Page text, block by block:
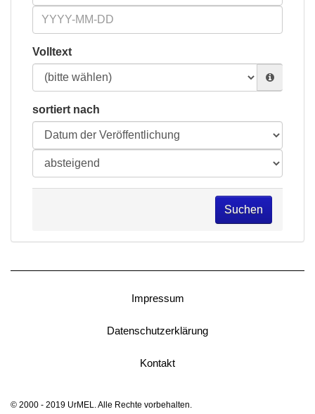
Volltext
sortiert nach
Suchen
Impressum
Datenschutzerklärung
Kontakt
© 2000 - 2019 UrMEL. Alle Rechte vorbehalten.